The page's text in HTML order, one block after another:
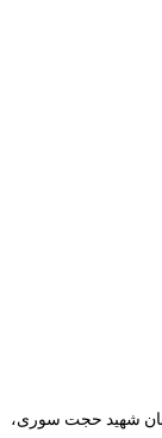
شهید حجت سوری،